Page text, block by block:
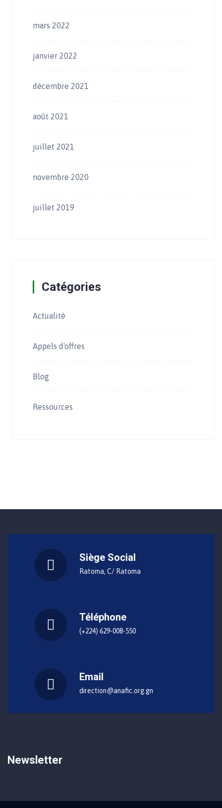
mars 2022
janvier 2022
décembre 2021
août 2021
juillet 2021
novembre 2020
juillet 2019
Catégories
Actualité
Appels d'offres
Blog
Ressources
Siège Social
Ratoma, C/ Ratoma
Téléphone
(+224) 629-008-550
Email
direction@anafic.org.gn
Newsletter